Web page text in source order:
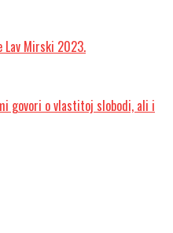
Lav Mirski 2023.
govori o vlastitoj slobodi, ali i